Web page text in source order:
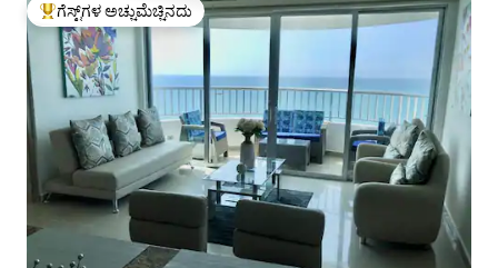
ಗೆಸ್ಟ್‌ಗಳಿಗೆ ಅತಿ ಹೆಚ್ಚು ಅಚ್ಚುಮೆಚ್ಚಿನದು
ಗೆಸ್ಟ್‌ಗಳ ಅಚ್ಚುಮೆಚ್ಚಿನದು